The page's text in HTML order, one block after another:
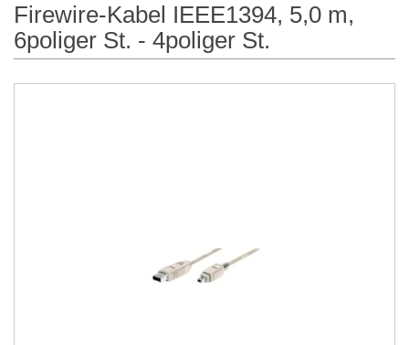
Firewire-Kabel IEEE1394, 5,0 m,
6poliger St. - 4poliger St.